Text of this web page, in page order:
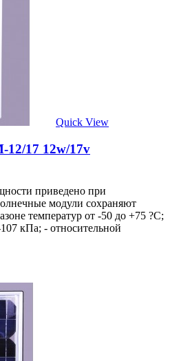
Quick View
12/17 12w/17v
приведено при
модули сохраняют
температур от -50 до +75 ?С;
кПа; - относительной